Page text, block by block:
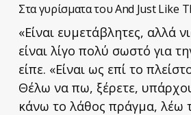
Στα γυρίσματα του And Just Like
«Είναι ευμετάβλητες, αλλά
είναι λίγο πολύ σωστό για
είπε. «Είναι ως επί το
Θέλω να πω, ξέρετε,
κάνω το λάθος πράγμα, λέω